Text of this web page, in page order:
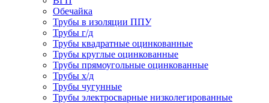
Обечайка
Трубы в изоляции ППУ
Трубы г/д
Трубы квадратные оцинкованные
Трубы круглые оцинкованные
Трубы прямоугольные оцинкованные
Трубы х/д
Трубы чугунные
Трубы электросварные низколегированные